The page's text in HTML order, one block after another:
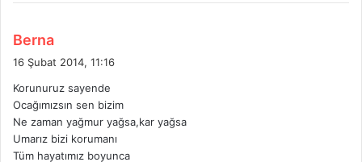
Berna
i
k
i
16 Şubat 2014, 11:16
Korunuruz sayende
Ocağımızsın sen bizim
Ne zaman yağmur yağsa,kar yağsa
Umarız bizi korumanı
Tüm hayatımız boyunca